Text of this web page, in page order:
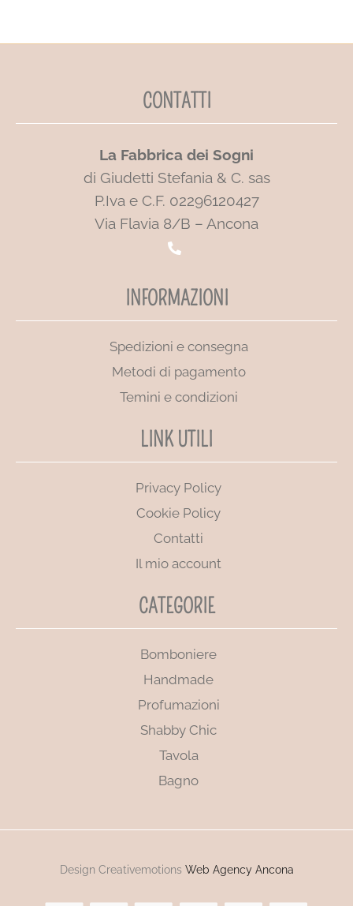
CONTATTI
La Fabbrica dei Sogni
di Giudetti Stefania & C. sas
P.Iva e C.F. 02296120427
Via Flavia 8/B – Ancona
INFORMAZIONI
Spedizioni e consegna
Metodi di pagamento
Temini e condizioni
LINK UTILI
Privacy Policy
Cookie Policy
Contatti
Il mio account
CATEGORIE
Bomboniere
Handmade
Profumazioni
Shabby Chic
Tavola
Bagno
Design Creativemotions Web Agency Ancona